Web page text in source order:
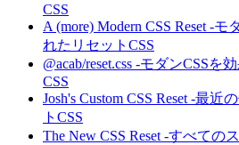
CSS
A (more) Modern CSS Reset -
れたリセットCSS
@acab/reset.css -モダンCSSを
CSS
Josh's Custom CSS Reset -最近
トCSS
The New CSS Reset -すべての